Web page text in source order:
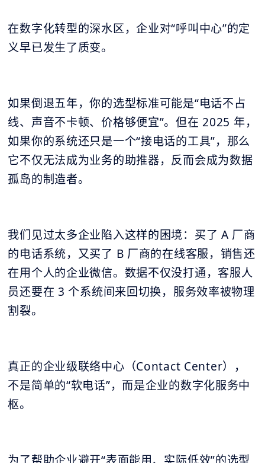
在数字化转型的深水区，企业对“呼叫中心”的定
义早已发生了质变。
如果倒退五年，你的选型标准可能是“电话不占
线、声音不卡顿、价格够便宜”。但在 2025 年，
如果你的系统还只是一个“接电话的工具”，那么
它不仅无法成为业务的助推器，反而会成为数据
孤岛的制造者。
我们见过太多企业陷入这样的困境：买了 A 厂商
的电话系统，又买了 B 厂商的在线客服，销售还
在用个人的企业微信。数据不仅没打通，客服人
员还要在 3 个系统间来回切换，服务效率被物理
割裂。
真正的企业级联络中心（Contact Center），
不是简单的“软电话”，而是企业的数字化服务中
枢。